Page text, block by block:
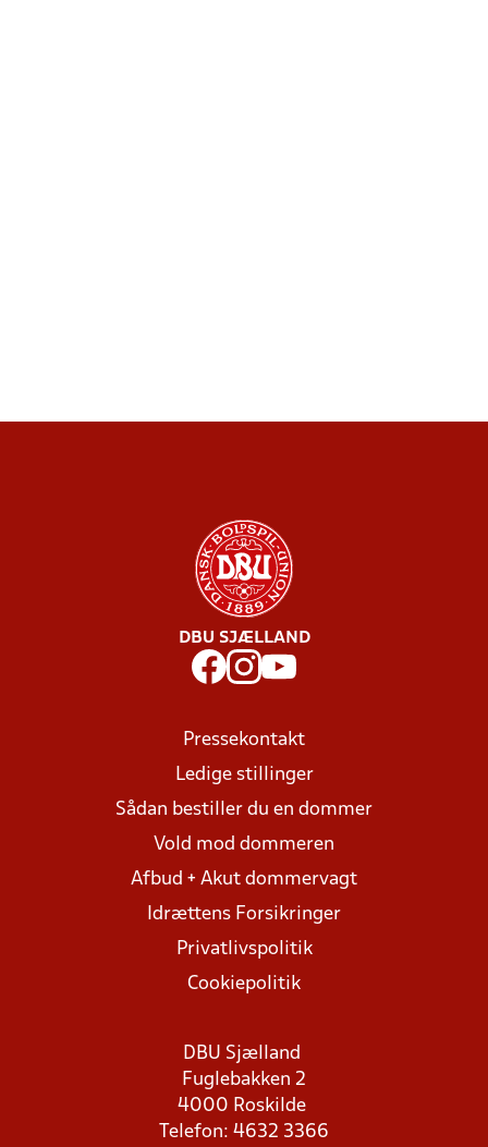
DBU SJÆLLAND
Pressekontakt
Ledige stillinger
Sådan bestiller du en dommer
Vold mod dommeren
Afbud + Akut dommervagt
Idrættens Forsikringer
Privatlivspolitik
Cookiepolitik
DBU Sjælland
Fuglebakken 2
4000 Roskilde
Telefon: 4632 3366